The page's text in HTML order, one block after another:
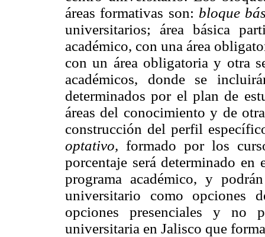
áreas formativas son: bloque
universitarios; área básica
académico, con una área
con un área obligatoria y otra
académicos, donde se
determinados por el plan de
áreas del conocimiento y de
construcción del perfil
optativo, formado por los
porcentaje será determinado
programa académico, y
universitario como opciones
opciones presenciales y no
universitaria en Jalisco que